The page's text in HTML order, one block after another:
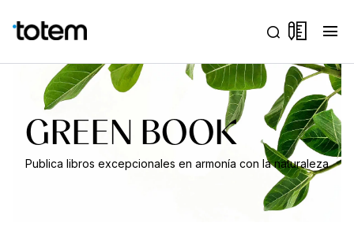
menu
GREEN BOOK
Publica libros excepcionales en armonía con la naturaleza